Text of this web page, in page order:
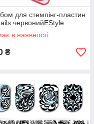
для стемпінг-пластин
червонийEStyle
в наявності
₴